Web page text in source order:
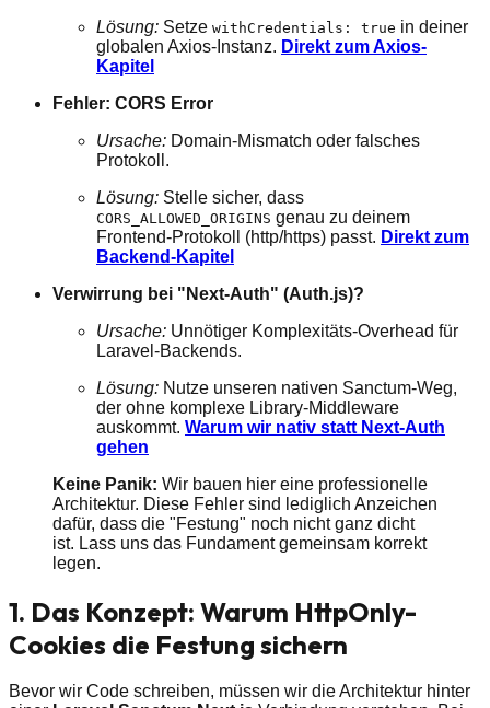
Lösung: Setze withCredentials: true in deiner
globalen Axios-Instanz. Direkt zum Axios-
Kapitel
Fehler: CORS Error
Ursache: Domain-Mismatch oder falsches
Protokoll.
Lösung: Stelle sicher, dass
CORS_ALLOWED_ORIGINS genau zu deinem
Frontend-Protokoll (http/https) passt. Direkt zum
Backend-Kapitel
Verwirrung bei "Next-Auth" (Auth.js)?
Ursache: Unnötiger Komplexitäts-Overhead für
Laravel-Backends.
Lösung: Nutze unseren nativen Sanctum-Weg,
der ohne komplexe Library-Middleware
auskommt. Warum wir nativ statt Next-Auth
gehen
Keine Panik: Wir bauen hier eine professionelle
Architektur. Diese Fehler sind lediglich Anzeichen
dafür, dass die "Festung" noch nicht ganz dicht
ist. Lass uns das Fundament gemeinsam korrekt
legen.
1. Das Konzept: Warum HttpOnly-
Cookies die Festung sichern
Bevor wir Code schreiben, müssen wir die Architektur hinter